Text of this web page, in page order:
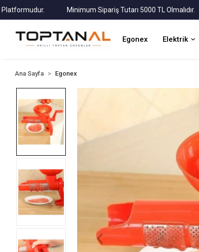
Minimum Sipariş Tutarı 5000 TL Olmalıdır.
Egonex Elektrik
Ana Sayfa Egonex